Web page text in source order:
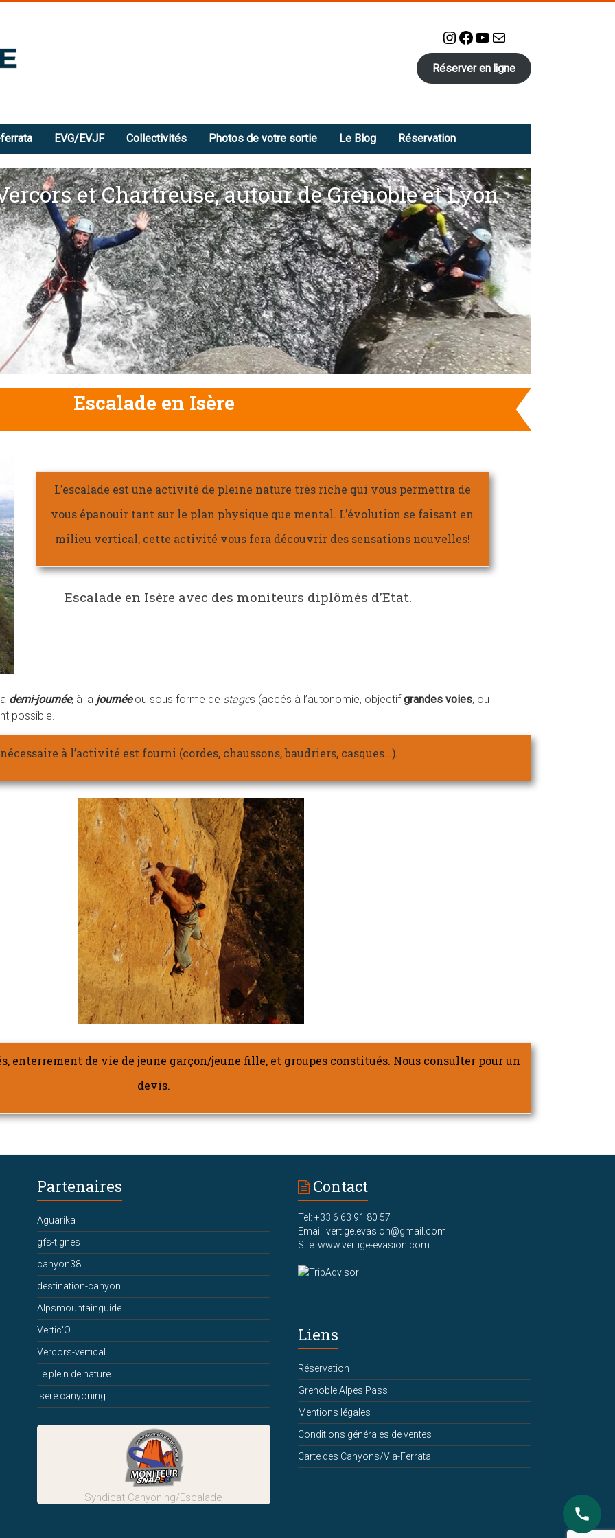
Instagram
Facebook
YouTube
E-mail
Réserver en ligne
EVG/EVJF Collectivités Photos de votre sortie Le Blog Réservation
et Chartreuse, autour de Grenoble et Lyon
Escalade en Isère
L’escalade est une activité de pleine nature très riche qui vous permettra de
vous épanouir tant sur le plan physique que mental. L’évolution se faisant en
milieu vertical, cette activité vous fera découvrir des sensations nouvelles!
Escalade en Isère avec des moniteurs diplômés d’Etat.
demi-journée, à la journéeou sous forme de stages (accés à l’autonomie, objectifgrandes voies, ou
possible.
à l’activité est fourni (cordes, chaussons, baudriers, casques…).
enterrement de vie de jeune garçon/jeune fille, et groupes constitués. Nous consulter pour un
devis.
Partenaires
Aguarika
gfs-tignes
canyon38
destination-canyon
Alpsmountainguide
Vertic'O
Vercors-vertical
Le plein de nature
Isere canyoning
Syndicat Canyoning/Escalade
Contact
Tel: +33 6 63 91 80 57
Email: vertige.evasion@gmail.com
Site: www.vertige-evasion.com
Liens
Réservation
Grenoble Alpes Pass
Mentions légales
Conditions générales de ventes
Carte des Canyons/Via-Ferrata